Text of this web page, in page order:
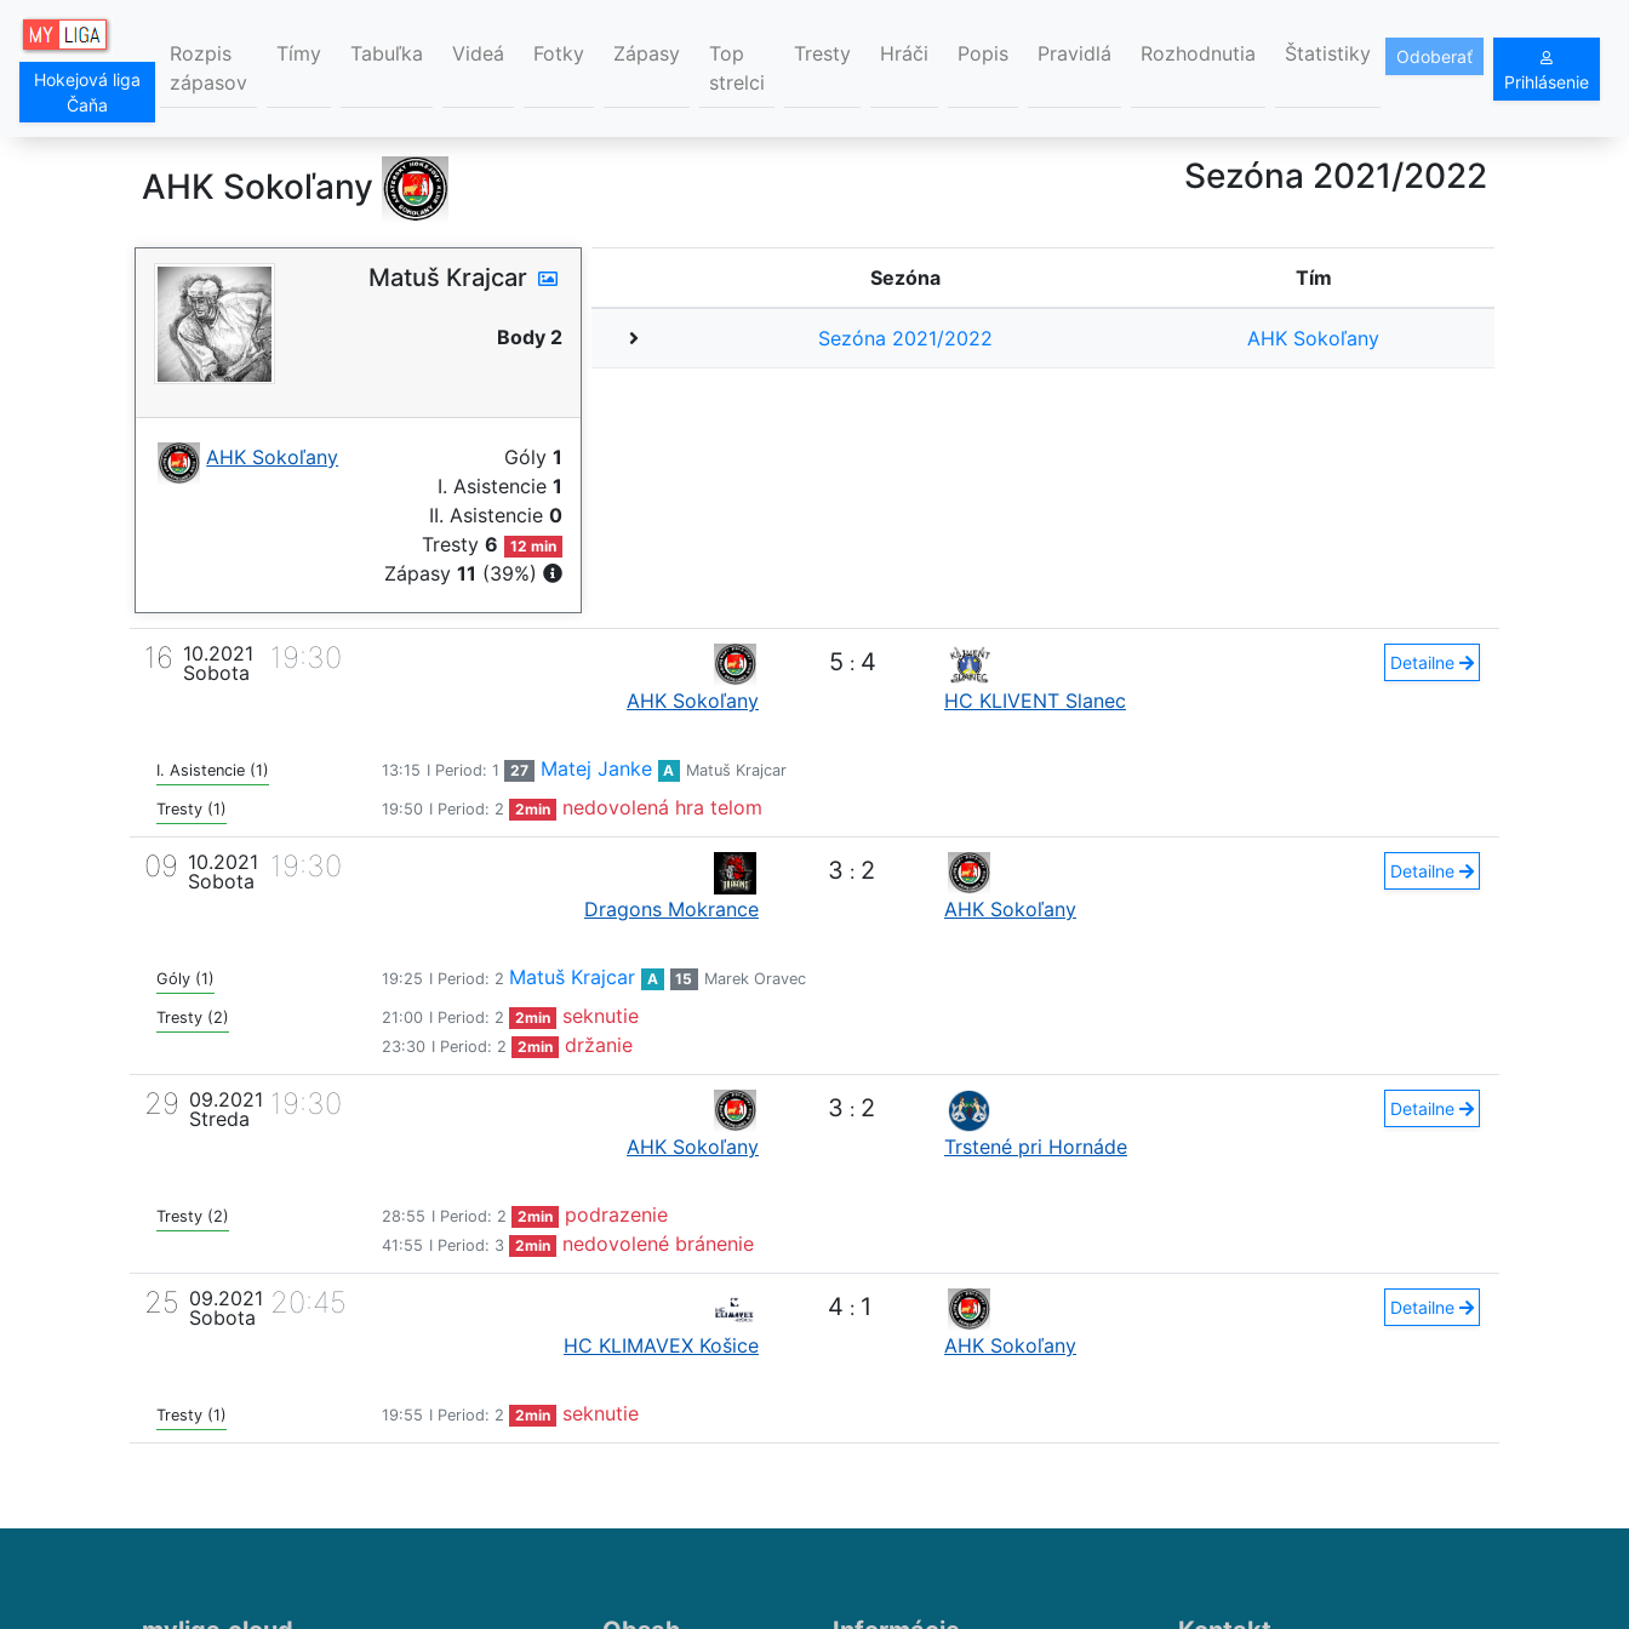
Hokejová liga
Čaňa
Rozpis
zápasov
Tímy Tabuľka Videá Fotky Zápasy
Top
strelci
Tresty Hráči Popis Pravidlá Rozhodnutia Štatistiky
Odoberať
Prihlásenie
AHK Sokoľany Sezóna 2021/2022
Matuš Krajcar
Body 2
AHK Sokoľany Góly 1
I. Asistencie 1
II. Asistencie 0
Tresty6 12 min
Zápasy 11 (39%)
Sezóna Tím
Sezóna 2021/2022 AHK Sokoľany
16 10.2021
Sobota
19:30
AHK Sokoľany
5 : 4
HC KLIVENT Slanec
Detailne
I. Asistencie (1) 13:15 I Period: 1 27 Matej Janke A Matuš Krajcar
Tresty (1) 19:50 I Period: 2 2min nedovolená hra telom
09 10.2021
Sobota
19:30
Dragons Mokrance
3 : 2
AHK Sokoľany
Detailne
Góly (1) 19:25 I Period: 2 Matuš Krajcar A 15 Marek Oravec
Tresty (2) 21:00 I Period: 2 2min seknutie
23:30 I Period: 2 2min držanie
29 09.2021
Streda
19:30
AHK Sokoľany
3 : 2
Trstené pri Hornáde
Detailne
Tresty (2) 28:55 I Period: 2 2min podrazenie
41:55 I Period: 3 2min nedovolené bránenie
25 09.2021
Sobota
20:45
HC KLIMAVEX Košice
4 : 1
AHK Sokoľany
Detailne
Tresty (1) 19:55 I Period: 2 2min seknutie